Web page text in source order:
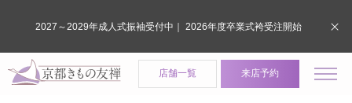
店舗一覧 来店予約
2027～2029年成人式振袖受付中｜ 2026年度卒業式袴受注開始